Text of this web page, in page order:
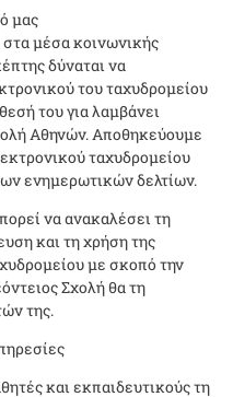
μας
μέσα κοινωνικής
δύναται να
του ταχυδρομείου
του για λαμβάνει
Αθηνών. Αποθηκεύουμε
ταχυδρομείου
ενημερωτικών δελτίων.
να ανακαλέσει τη
και τη χρήση της
με σκοπό την
Σχολή θα τη
της.
και εκπαιδευτικούς τη